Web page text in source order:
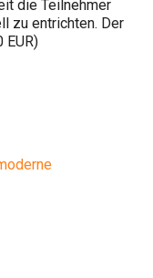
die Teilnehmer
zu entrichten. Der
EUR)